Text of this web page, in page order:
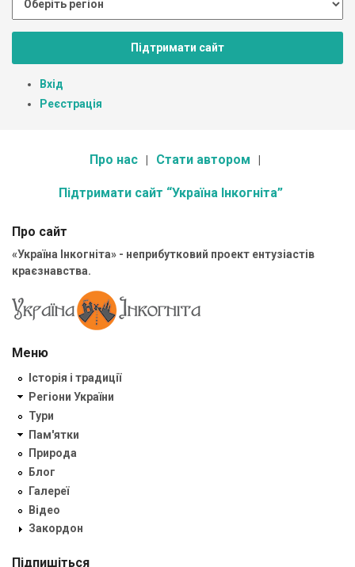
Підтримати сайт
Вхід
Реєстрація
Про нас Стати автором
Підтримати сайт “Україна Інкогніта”
Про сайт
«Україна Інкогніта» - неприбутковий проект ентузіастів
краєзнавства.
Меню
Історія і традиції
Регіони України
Тури
Пам'ятки
Природа
Блог
Галереї
Відео
Закордон
Підпишіться